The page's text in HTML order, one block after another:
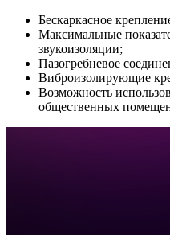
Бескаркасное
Максимальные
звукоизоляции;
Пазогребневое
Виброизолирующие
Возможность
общественных